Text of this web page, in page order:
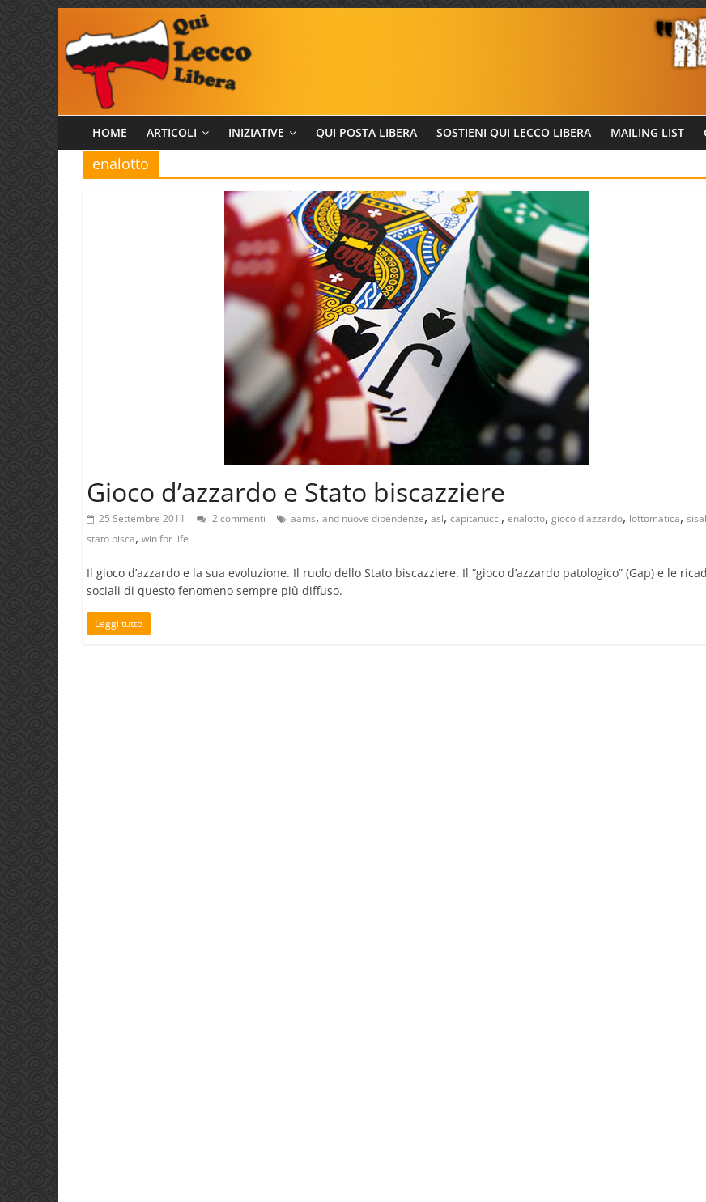
contenuto
Qui
Lecco
HOME ARTICOLI INIZIATIVE QUI POSTA LIBERA SOSTIENI QUI LECCO LIBERA MAILING LIST
enalotto
Gioco d’azzardo e Stato biscazziere
25 Settembre 2011 2 commenti aams, and nuove dipendenze, asl, capitanucci, enalotto, gioco d'azzardo, lottomatica, sisal
stato bisca, win for life
Il gioco d’azzardo e la sua evoluzione. Il ruolo dello Stato biscazziere. Il “gioco d’azzardo patologico” (Gap) e le
sociali di questo fenomeno sempre più diffuso.
Leggi tutto